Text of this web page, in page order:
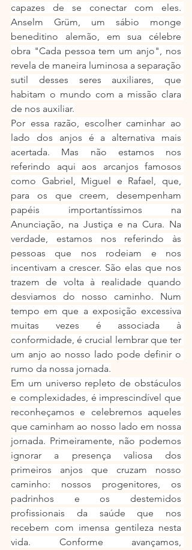
capazes de se conectar com eles.
Anselm Grüm, um sábio monge
beneditino alemão, em sua célebre
obra "Cada pessoa tem um anjo", nos
revela de maneira luminosa a separação
sutil desses seres auxiliares, que
habitam o mundo com a missão clara
de nos auxiliar.
Por essa razão, escolher caminhar ao
lado dos anjos é a alternativa mais
acertada. Mas não estamos nos
referindo aqui aos arcanjos famosos
como Gabriel, Miguel e Rafael, que,
para os que creem, desempenham
papéis importantíssimos na
Anunciação, na Justiça e na Cura. Na
verdade, estamos nos referindo às
pessoas que nos rodeiam e nos
incentivam a crescer. São elas que nos
trazem de volta à realidade quando
desviamos do nosso caminho. Num
tempo em que a exposição excessiva
muitas vezes é associada à
conformidade, é crucial lembrar que ter
um anjo ao nosso lado pode definir o
rumo da nossa jornada.
Em um universo repleto de obstáculos
e complexidades, é imprescindível que
reconheçamos e celebremos aqueles
que caminham ao nosso lado em nossa
jornada. Primeiramente, não podemos
ignorar a presença valiosa dos
primeiros anjos que cruzam nosso
caminho: nossos progenitores, os
padrinhos e os destemidos
profissionais da saúde que nos
recebem com imensa gentileza nesta
vida. Conforme avançamos,